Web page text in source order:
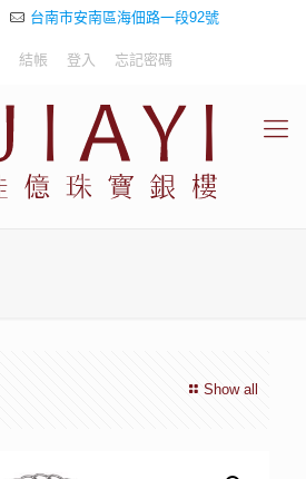
台南市安南區海佃路一段92號
結帳 登入 忘記密碼
Show all